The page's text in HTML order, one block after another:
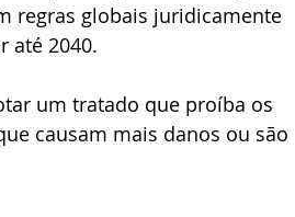
regras globais juridicamente
até 2040.
um tratado que proíba os
causam mais danos ou são